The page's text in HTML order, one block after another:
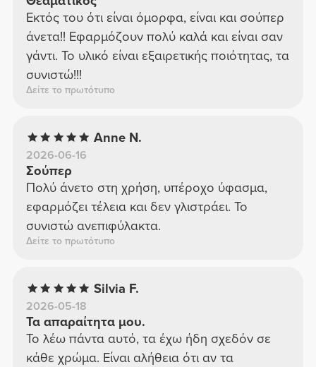
Εκτός του ότι είναι όμορφα, είναι και σούπερ
άνετα!! Εφαρμόζουν πολύ καλά και είναι σαν
γάντι. Το υλικό είναι εξαιρετικής ποιότητας, τα
συνιστώ!!!
Δείτε το πρωτότυπο
Anne N.
2026-06-16
Σούπερ
Πολύ άνετο στη χρήση, υπέροχο ύφασμα,
εφαρμόζει τέλεια και δεν γλιστράει. Το
συνιστώ ανεπιφύλακτα.
Δείτε το πρωτότυπο
Silvia F.
2026-05-18
Τα απαραίτητα μου.
Το λέω πάντα αυτό, τα έχω ήδη σχεδόν σε
κάθε χρώμα. Είναι αλήθεια ότι αν τα